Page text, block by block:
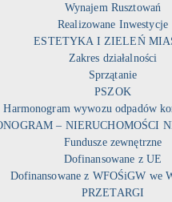
Wynajem Rusztowań
Realizowane Inwestycje
ESTETYKA I ZIELEŃ
Zakres działalności
Sprzątanie
PSZOK
Harmonogram wywozu odpadów
– NIERUCHOMOŚCI
Fundusze zewnętrzne
Dofinansowane z UE
Dofinansowane z WFOŚiGW we
PRZETARGI